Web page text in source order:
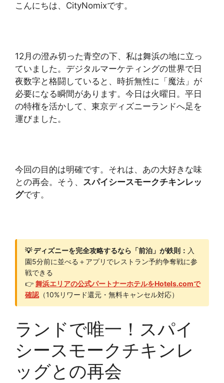
こんにちは、CityNomixです。
12月の澄み切った青空の下、私は舞浜の地に立っ
ていました。デジタルマーケティングの世界で日
夜数字と格闘していると、時折無性に「魔法」が
必要になる瞬間があります。今日は火曜日。平日
の特権を活かして、東京ディズニーランドへ足を
運びました。
今回の目的は明確です。それは、あの大好きな味
との再会。そう、 スパイシースモークチキンレッ
グです。
💡 ディズニーを完全攻略するなら「前泊」が鉄則： 入
園5分前に並べる＋アプリでレストラン予約争奪戦に参
戦できる
👉 舞浜エリアの公式パートナーホテルをHotels.comで
確認 （10%リワード還元・無料キャンセル対応）
ランドで唯一！スパイ
シースモークチキンレ
ッグとの再会